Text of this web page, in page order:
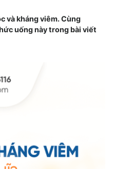
và kháng viêm. Cùng
uống này trong bài viết